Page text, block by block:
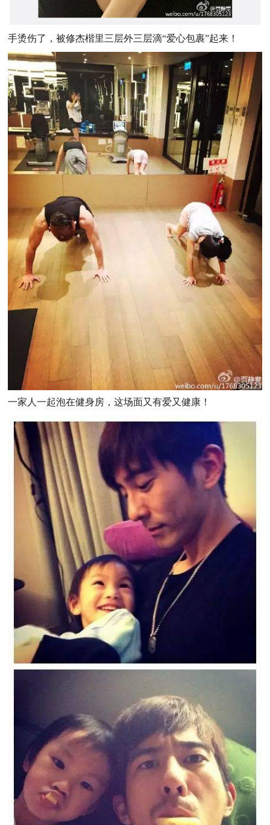
手烫伤了，被修杰楷里三层外三层滴“爱心包裹”起来！
一家人一起泡在健身房，这场面又有爱又健康！